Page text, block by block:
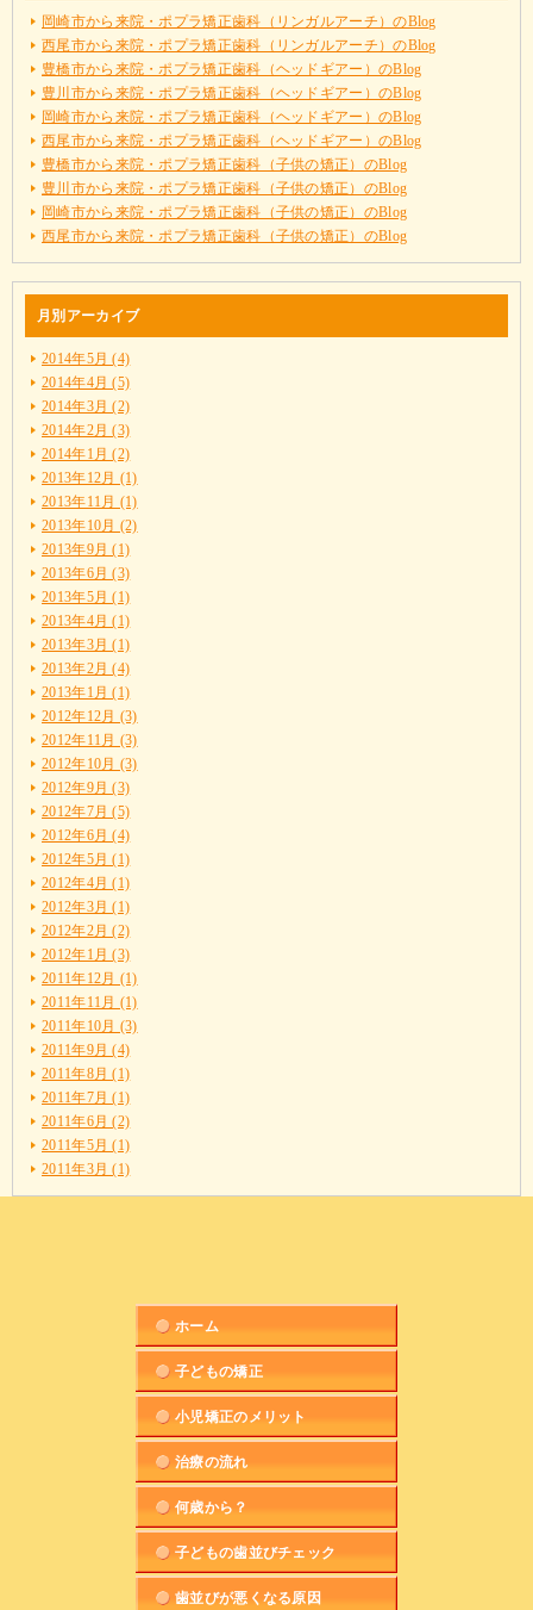
岡崎市から来院・ポプラ矯正歯科（リンガルアーチ）のBlog
西尾市から来院・ポプラ矯正歯科（リンガルアーチ）のBlog
豊橋市から来院・ポプラ矯正歯科（ヘッドギアー）のBlog
豊川市から来院・ポプラ矯正歯科（ヘッドギアー）のBlog
岡崎市から来院・ポプラ矯正歯科（ヘッドギアー）のBlog
西尾市から来院・ポプラ矯正歯科（ヘッドギアー）のBlog
豊橋市から来院・ポプラ矯正歯科（子供の矯正）のBlog
豊川市から来院・ポプラ矯正歯科（子供の矯正）のBlog
岡崎市から来院・ポプラ矯正歯科（子供の矯正）のBlog
西尾市から来院・ポプラ矯正歯科（子供の矯正）のBlog
月別アーカイブ
2014年5月 (4)
2014年4月 (5)
2014年3月 (2)
2014年2月 (3)
2014年1月 (2)
2013年12月 (1)
2013年11月 (1)
2013年10月 (2)
2013年9月 (1)
2013年6月 (3)
2013年5月 (1)
2013年4月 (1)
2013年3月 (1)
2013年2月 (4)
2013年1月 (1)
2012年12月 (3)
2012年11月 (3)
2012年10月 (3)
2012年9月 (3)
2012年7月 (5)
2012年6月 (4)
2012年5月 (1)
2012年4月 (1)
2012年3月 (1)
2012年2月 (2)
2012年1月 (3)
2011年12月 (1)
2011年11月 (1)
2011年10月 (3)
2011年9月 (4)
2011年8月 (1)
2011年7月 (1)
2011年6月 (2)
2011年5月 (1)
2011年3月 (1)
ホーム
子どもの矯正
小児矯正のメリット
治療の流れ
何歳から？
子どもの歯並びチェック
歯並びが悪くなる原因